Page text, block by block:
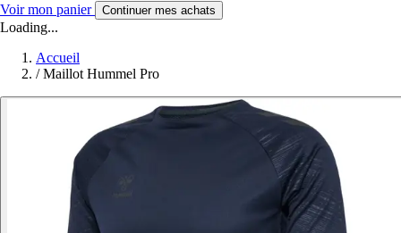
Voir mon panier Continuer mes achats
Loading...
Accueil
/ Maillot Hummel Pro